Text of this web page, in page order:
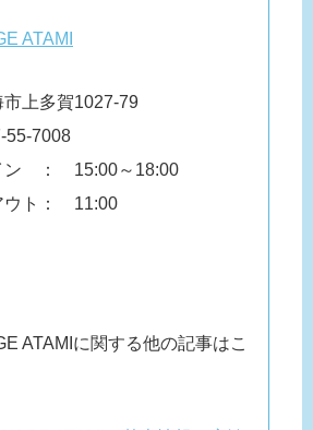
ATAMI
上多賀1027-79
55-7008
ン ： 15:00～18:00
ウト： 11:00
ATAMIに関する他の記事はこ